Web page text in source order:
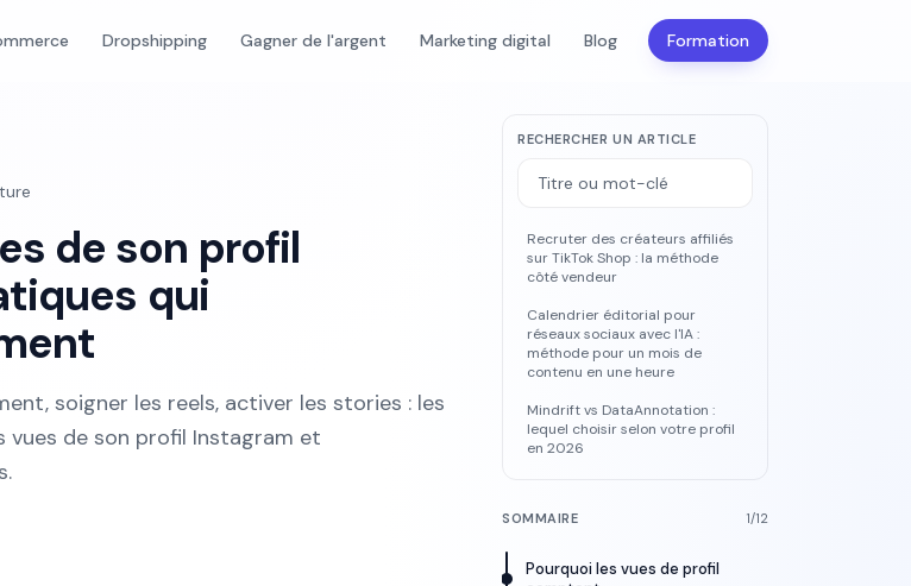
Dropshipping Gagner de l'argent Marketing digital Blog Formation
de son profil
qui
soigner les reels, activer les stories : les
de son profil Instagram et
RECHERCHER UN ARTICLE
Recruter des créateurs affiliés
sur TikTok Shop : la méthode
côté vendeur
Calendrier éditorial pour
réseaux sociaux avec l'IA :
méthode pour un mois de
contenu en une heure
Mindrift vs DataAnnotation :
lequel choisir selon votre profil
en 2026
SOMMAIRE 1/12
Pourquoi les vues de profil